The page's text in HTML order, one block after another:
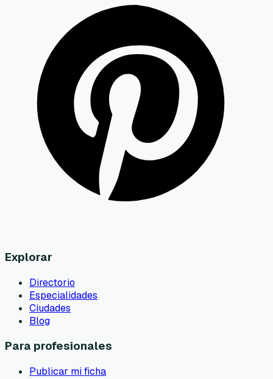
Explorar
Directorio
Especialidades
Ciudades
Blog
Para profesionales
Publicar mi ficha